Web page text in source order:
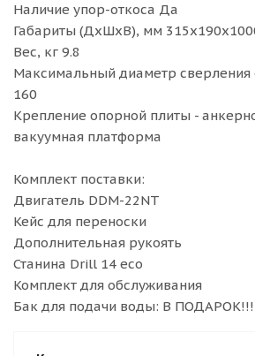
Наличие упор-откоса Да
Габариты (ДхШхВ), мм
Вес, кг 9.8
Максимальный диаметр сверления
160
Крепление опорной плиты -
вакуумная платформа
Комплект поставки:
Двигатель DDM-22NT
Кейс для переноски
Дополнительная рукоять
Станина Drill 14 eco
Комплект для обслуживания
Бак для подачи воды: В ПОДАРОК!!!